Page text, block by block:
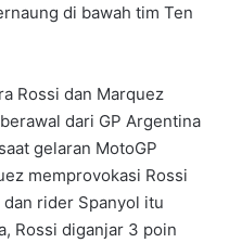
di bawah tim Ten
Rossi dan Marquez
dari GP Argentina
gelaran MotoGP
memprovokasi Rossi
rider Spanyol itu
Rossi diganjar 3 poin